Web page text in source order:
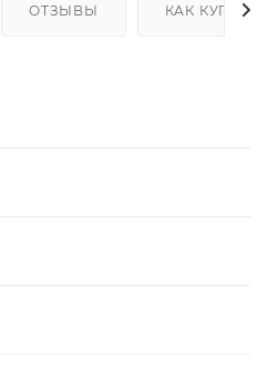
ОТЗЫВЫ КАК КУПИТЬ